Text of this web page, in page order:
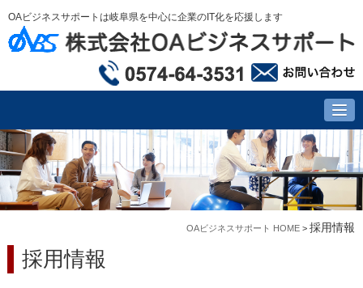
OAビジネスサポートは岐阜県を中心に企業のIT化を応援します
OAビジネスサポート HOME > 採用情報
採用情報